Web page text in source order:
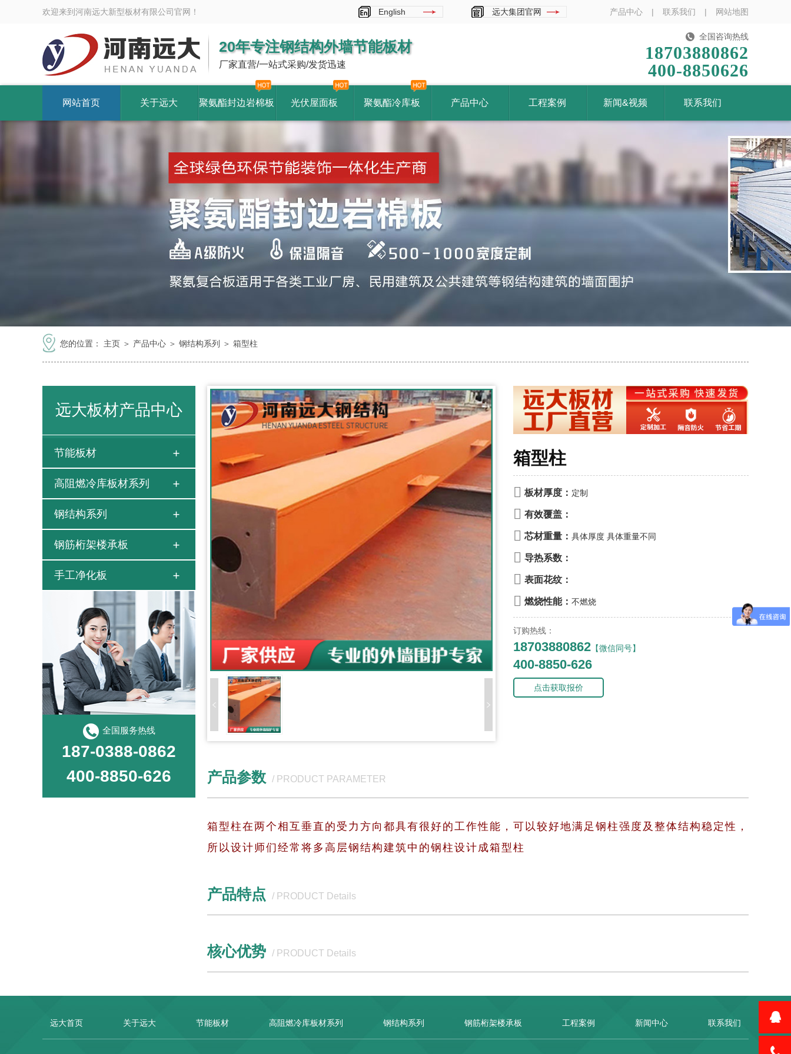
欢迎来到河南远大新型板材有限公司官网！ 产品中心 | 联系我们 | 网站地图
远大集团官网
English
20年专注钢结构外墙节能板材
厂家直营/一站式采购/发货迅速
全国咨询热线
18703880862
400-8850626
网站首页 关于远大 聚氨酯封边岩棉板 光伏屋面板 聚氨酯冷库板 产品中心 工程案例 新闻&视频 联系我们
您的位置： 主页 ＞ 产品中心 ＞ 钢结构系列 ＞ 箱型柱
远大板材产品中心
节能板材
高阻燃冷库板材系列
钢结构系列
钢筋桁架楼承板
手工净化板
全国服务热线
187-0388-0862
400-8850-626
箱型柱
板材厚度： 定制
有效覆盖：
芯材重量： 具体厚度 具体重量不同
导热系数：
表面花纹：
燃烧性能： 不燃烧
订购热线：
18703880862 【微信同号】
400-8850-626
点击获取报价
产品参数 / PRODUCT PARAMETER
箱型柱在两个相互垂直的受力方向都具有很好的工作性能，可以较好地满足钢柱强度及整体结构稳定性，
所以设计师们经常将多高层钢结构建筑中的钢柱设计成箱型柱
产品特点 / PRODUCT Details
核心优势 / PRODUCT Details
远大首页 关于远大 节能板材 高阻燃冷库板材系列 钢结构系列 钢筋桁架楼承板 工程案例 新闻中心 联系我们